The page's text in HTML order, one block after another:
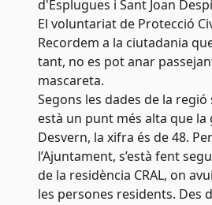
d'Esplugues i Sant Joan
El voluntariat de Protecció
Recordem a la ciutadania
tant, no es pot anar
mascareta.
Segons les dades de la
està un punt més alta que la
Desvern, la xifra és de 48.
l’Ajuntament, s’està fent
de la residència CRAL, on
les persones residents. Des